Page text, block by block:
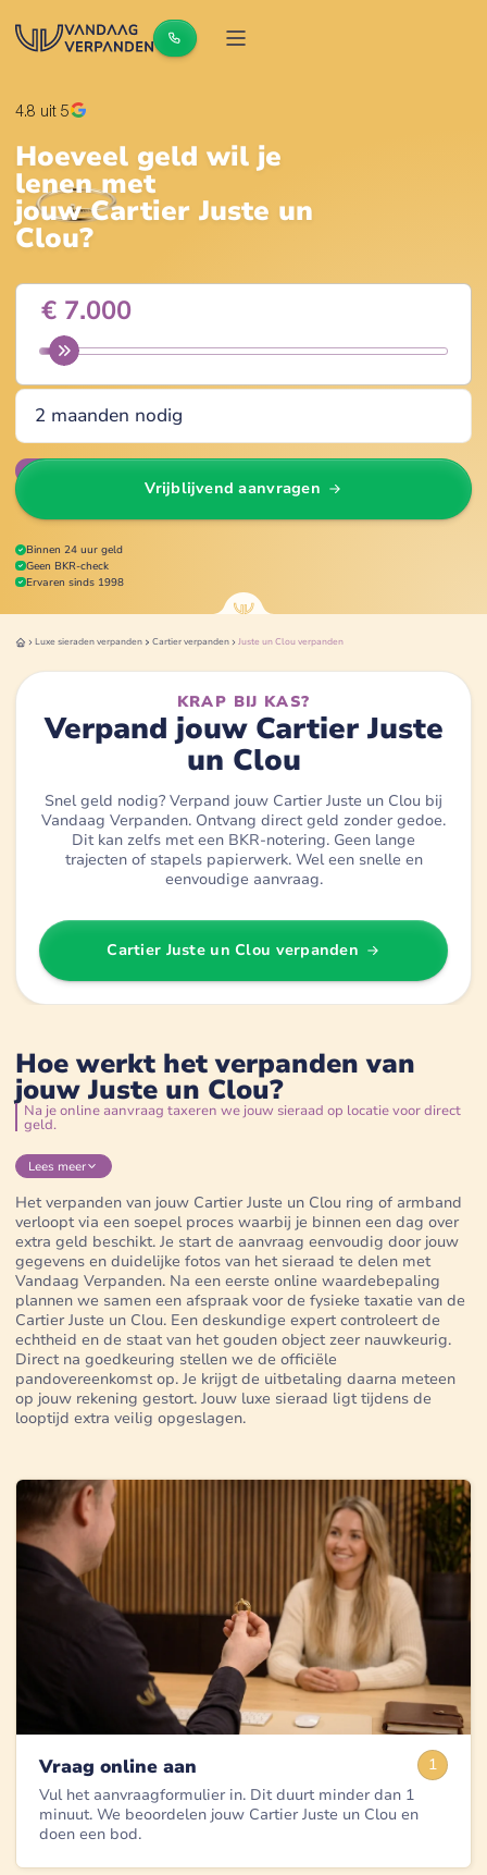
4.8 uit 5
Hoeveel geld wil je
lenen met
jouw Cartier Juste un
Clou?
Wijzig
Vrijblijvend aanvragen
Binnen 24 uur geld
Geen BKR-check
Ervaren sinds 1998
Luxe sieraden verpanden Cartierverpanden Juste un Clou verpanden
KRAP BIJ KAS?
Verpand jouw Cartier Juste
un Clou
Snel geld nodig? Verpand jouw Cartier Juste un Clou bij
Vandaag Verpanden. Ontvang direct geld zonder gedoe.
Dit kan zelfs met een BKR-notering. Geen lange
trajecten of stapels papierwerk. Wel een snelle en
eenvoudige aanvraag.
Cartier Juste un Clou verpanden
Hoe werkt het verpanden van
jouw Juste un Clou?
Na je online aanvraag taxeren we jouw sieraad op locatie voor direct
geld.
Lees meer
Het verpanden van jouw Cartier Juste un Clou ring of armband
verloopt via een soepel proces waarbij je binnen een dag over
extra geld beschikt. Je start de aanvraag eenvoudig door jouw
gegevens en duidelijke fotos van het sieraad te delen met
Vandaag Verpanden. Na een eerste online waardebepaling
plannen we samen een afspraak voor de fysieke taxatie van de
Cartier Juste un Clou. Een deskundige expert controleert de
echtheid en de staat van het gouden object zeer nauwkeurig.
Direct na goedkeuring stellen we de officiële
pandovereenkomst op. Je krijgt de uitbetaling daarna meteen
op jouw rekening gestort. Jouw luxe sieraad ligt tijdens de
looptijd extra veilig opgeslagen.
1
Vraag online aan
Vul het aanvraagformulier in. Dit duurt minder dan 1
minuut. We beoordelen jouw Cartier Juste un Clou en
doen een bod.